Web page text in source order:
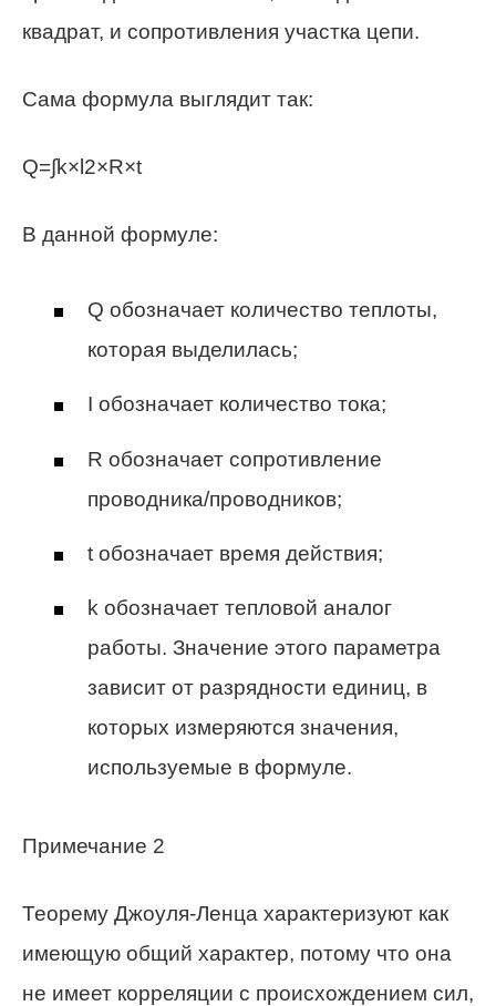
квадрат, и сопротивления участка цепи.
Сама формула выглядит так:
Q=∫k×l2×R×t
В данной формуле:
Q обозначает количество теплоты,
которая выделилась;
I обозначает количество тока;
R обозначает сопротивление
проводника/проводников;
t обозначает время действия;
k обозначает тепловой аналог
работы. Значение этого параметра
зависит от разрядности единиц, в
которых измеряются значения,
используемые в формуле.
Примечание 2
Теорему Джоуля-Ленца характеризуют как
имеющую общий характер, потому что она
не имеет корреляции с происхождением сил,